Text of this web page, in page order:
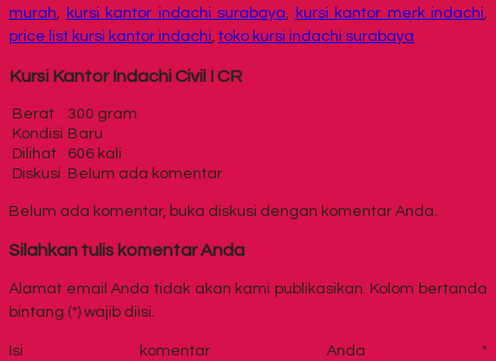
murah, kursi kantor indachi surabaya, kursi kantor merk indachi,
price list kursi kantor indachi, toko kursi indachi surabaya
Kursi Kantor Indachi Civil I CR
Berat
300 gram
Kondisi Baru
Dilihat
606 kali
Diskusi
Belum ada komentar
Belum ada komentar, buka diskusi dengan komentar Anda.
Silahkan tulis komentar Anda
Alamat email Anda tidak akan kami publikasikan. Kolom bertanda
bintang (*) wajib diisi.
Isi komentar Anda *